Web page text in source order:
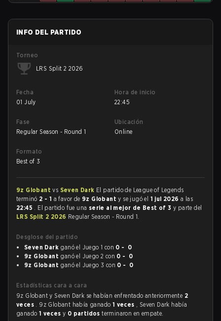
INFO DEL PARTIDO
Torneo
LRS Split 2 2026
Fecha
01 July
Hora de inicio
22:45
Fase
Regular Season - Round 1
Ubicación
Online
Formato
Best of 3
9z Globantvs Seven Dark El partido de League of Legends
terminó 2 - 1 a favor de 9z Globanty se jugó el 1 jul 2026a las
22:45 . El partido fue una serie al mejor de Best of 3y parte del
LRS Split 2 2026 Regular Season - Round 1.
Desglose del partido
Seven Dark ganó el Juego 1 con 0 - 0
9z Globant ganó el Juego 2 con 0 - 0
9z Globant ganó el Juego 3 con 0 - 0
Estadísticas cara a cara
9z Globant y Seven Dark se habían enfrentado anteriormente 2
veces . 9z Globant había ganado 1 veces , Seven Dark había
ganado 1 vecesy 0 partidosterminaron en empate.